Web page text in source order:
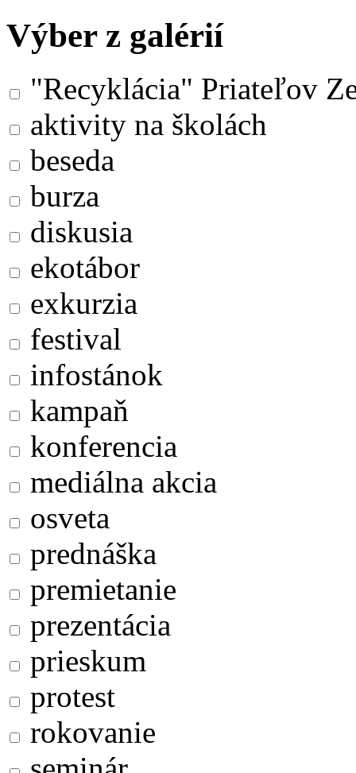
Výber z galérií
"Recyklácia" Priateľov
aktivity na školách
beseda
burza
diskusia
ekotábor
exkurzia
festival
infostánok
kampaň
konferencia
mediálna akcia
osveta
prednáška
premietanie
prezentácia
prieskum
protest
rokovanie